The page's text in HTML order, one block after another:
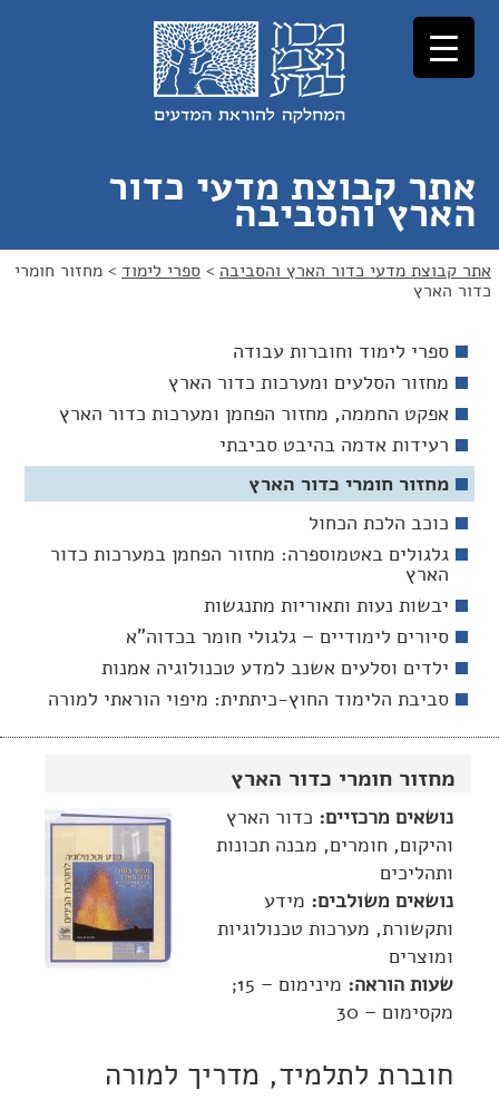
לתוכן
לניווט
אתר קבוצת מדעי כדור
הארץ והסביבה
אתר קבוצת מדעי כדור הארץ והסביבה > ספרי לימוד > מחזור חומרי
כדור הארץ
מחזור חומרי כדור הארץ
נושאים מרכזיים: כדור הארץ
והיקום, חומרים, מבנה תכונות
ותהליכים
נושאים משולבים: מידע
ותקשורת, מערכות טכנולוגיות
ומוצרים
שעות הוראה:
מינימום – 15;
מקסימום – 30
חוברת לתלמיד, מדריך למורה
ספרי לימוד וחוברות עבודה
מחזור הסלעים ומערכות כדור הארץ
אפקט החממה, מחזור הפחמן ומערכות כדור הארץ
רעידות אדמה בהיבט סביבתי
מחזור חומרי כדור הארץ
כוכב הלכת הכחול
גלגולים באטמוספרה: מחזור הפחמן במערכות כדור
הארץ
יבשות נעות ותאוריות מתנגשות
סיורים לימודיים – גלגולי חומר בכדוה"א
ילדים וסלעים­ אשנב למדע טכנולוגיה אמנות
סביבת הלימוד החוץ-כיתתית: מיפוי הוראתי למורה